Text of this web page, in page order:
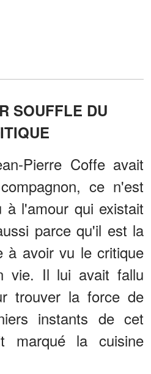
SOUFFLE DU
Pierre Coffe avait
ce n'est
à l'amour qui existait
parce qu'il est la
à avoir vu le critique
vie. Il lui avait fallu
trouver la force de
instants de cet
marqué la cuisine